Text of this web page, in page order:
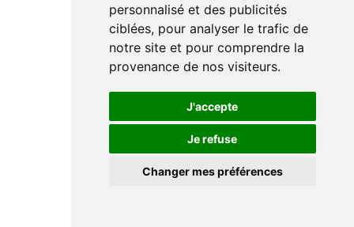
personnalisé et des publicités
ciblées, pour analyser le trafic de
notre site et pour comprendre la
provenance de nos visiteurs.
J'accepte
Je refuse
Changer mes préférences